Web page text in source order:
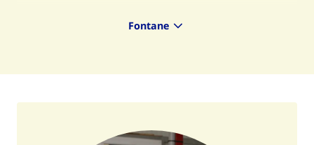
Feuillage - développement final
Fontane